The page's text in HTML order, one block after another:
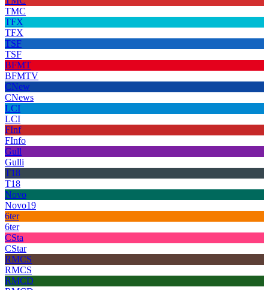
TMC
TFX
TFX
TSF
TSF
BFMT
BFMTV
CNew
CNews
LCI
LCI
FInf
FInfo
Gull
Gulli
T18
T18
Novo
Novo19
6ter
6ter
CSta
CStar
RMCS
RMCS
RMCD